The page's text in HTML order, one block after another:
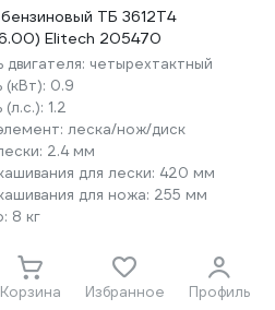
Корзина Избранное Профиль
ТБ 3612T4
Elitech 205470
двигателя: четырехтактный
0.9
1.2
леска/нож/диск
2.4 мм
для лески: 420 мм
для ножа: 255 мм
8 кг